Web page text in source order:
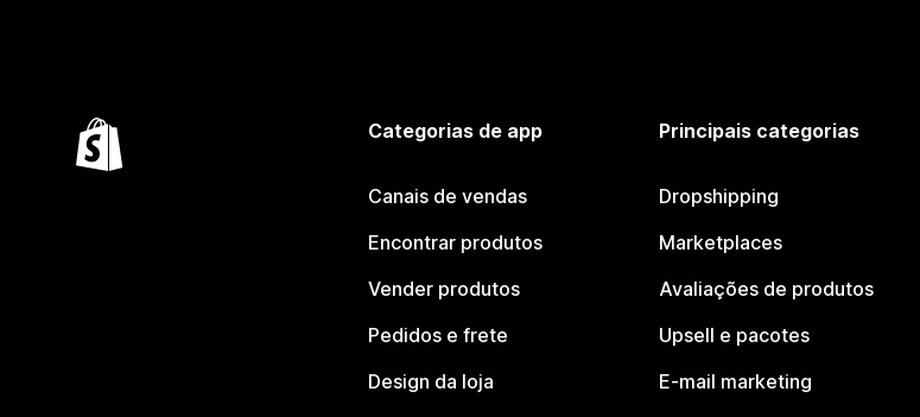
Categorias de app
Canais de vendas
Encontrar produtos
Vender produtos
Pedidos e frete
Design da loja
Principais categorias
Dropshipping
Marketplaces
Avaliações de produtos
Upsell e pacotes
E-mail marketing